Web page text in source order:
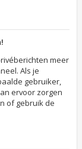
meer
Als je
gebruiker,
ervoor zorgen
of gebruik de